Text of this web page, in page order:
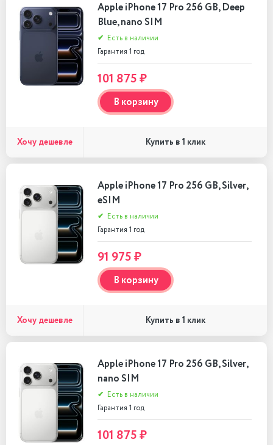
Apple iPhone 17 Pro 256 GB, Deep
Blue, nano SIM
✔ Есть в наличии
Гарантия 1 год
101 875 ₽
В корзину
Хочу дешевле Купить в 1 клик
Apple iPhone 17 Pro 256 GB, Silver,
eSIM
✔ Есть в наличии
Гарантия 1 год
91 975 ₽
В корзину
Хочу дешевле Купить в 1 клик
Apple iPhone 17 Pro 256 GB, Silver,
nano SIM
✔ Есть в наличии
Гарантия 1 год
101 875 ₽